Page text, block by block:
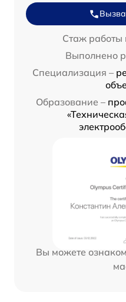
Стаж работы
Выполнено
Специализация –
Образование –
Вы можете